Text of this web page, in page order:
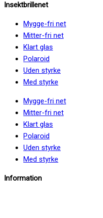
Insektbrillenet
Mygge-fri net
Mitter-fri net
Klart glas
Polaroid
Uden styrke
Med styrke
Mygge-fri net
Mitter-fri net
Klart glas
Polaroid
Uden styrke
Med styrke
Information